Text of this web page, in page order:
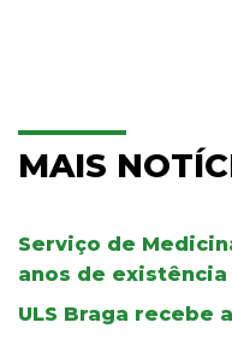
MAIS
Serviço de
anos de existência
ULS Braga recebe